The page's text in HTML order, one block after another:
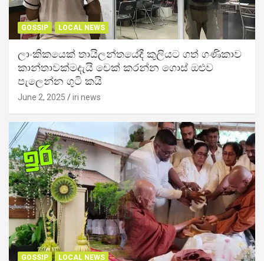
GOSSIP LOCAL NEWS
ලාංකිකයෙක් තායිලන්තයේදී කුලියට ගත් ගණිකාව
කාන්තාවක්මදැයි චෙක් කරන්න ගොස් ඔළුව
පැලෙන්න ගුටි කයි
June 2, 2025 iri news
GOSSIP LOCAL NEWS